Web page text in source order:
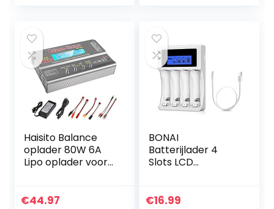
Haisito Balance
oplader 80W 6A
Lipo oplader voor
NiCd (1-15S), RC
€44.97
BONAI
Batterijlader 4
Slots LCD
CD Oplaadbare
€16.99